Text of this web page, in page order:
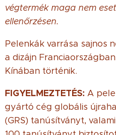
végtermék maga nem
ellenőrzésen.
Pelenkák varrása sajnos
a dizájn
Kínában történik.
FIGYELMEZTETÉS: A
gyártó cég globális
(GRS) tanúsítványt,